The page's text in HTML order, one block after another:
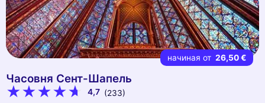
начиная от 26,50 €
Часовня Сент-Шапель
4,7 (233)